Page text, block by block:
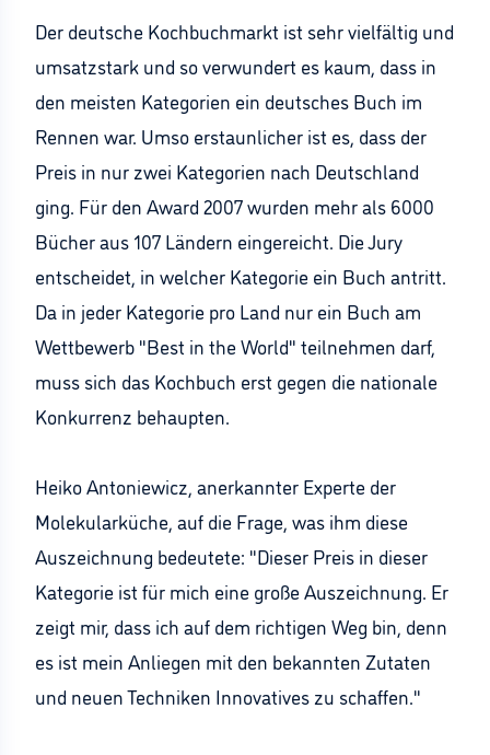
Der deutsche Kochbuchmarkt ist sehr vielfältig und
umsatzstark und so verwundert es kaum, dass in
den meisten Kategorien ein deutsches Buch im
Rennen war. Umso erstaunlicher ist es, dass der
Preis in nur zwei Kategorien nach Deutschland
ging. Für den Award 2007 wurden mehr als 6000
Bücher aus 107 Ländern eingereicht. Die Jury
entscheidet, in welcher Kategorie ein Buch antritt.
Da in jeder Kategorie pro Land nur ein Buch am
Wettbewerb "Best in the World" teilnehmen darf,
muss sich das Kochbuch erst gegen die nationale
Konkurrenz behaupten.
Heiko Antoniewicz, anerkannter Experte der
Molekularküche, auf die Frage, was ihm diese
Auszeichnung bedeutete: "Dieser Preis in dieser
Kategorie ist für mich eine große Auszeichnung. Er
zeigt mir, dass ich auf dem richtigen Weg bin, denn
es ist mein Anliegen mit den bekannten Zutaten
und neuen Techniken Innovatives zu schaffen."